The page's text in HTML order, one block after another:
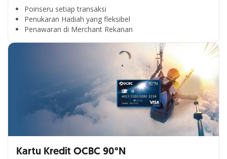
Poinseru setiap transaksi
Penukaran Hadiah yang fleksibel
Penawaran di Merchant Rekanan
Kartu Kredit OCBC 90°N